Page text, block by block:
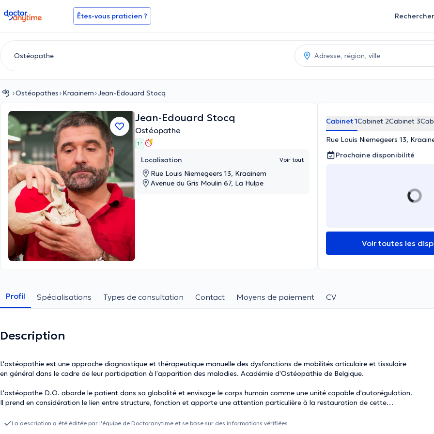
doctoranytime Êtes-vous praticien ? Rechercher
Ostéopathes Kraainem Jean-Edouard Stocq
Jean-Edouard Stocq
Ostéopathe
1 '
Localisation Voir tout
Rue Louis Niemegeers 13, Kraainem
Avenue du Gris Moulin 67, La Hulpe
Cabinet 1Cabinet 2Cabinet 3
Rue Louis Niemegeers 13,
Prochaine disponibilité
Voir toutes les
Profil Spécialisations Types de consultation Contact Moyens de paiement CV
Description
L'ostéopathie est une approche diagnostique et thérapeutique manuelle des dysfonctions de mobilités articulaire et tissulaire
en général dans le cadre de leur participation à l'apparition des maladies. Académie d'Ostéopathie de Belgique.
L'ostéopathe D.O. aborde le patient dans sa globalité et envisage le corps humain comme une unité capable d'autorégulation.
Il prend en considération le lien entre structure, fonction et apporte une attention particulière à la restauration de cette
psychologues, kinésithérapeutes....
La description a été éditée par l'équipe de Doctoranytime et se base sur des informations vérifiées.